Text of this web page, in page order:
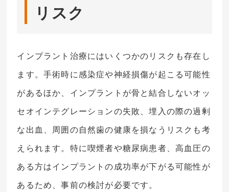
リスク
インプラント治療にはいくつかのリスクも存在し
ます。手術時に感染症や神経損傷が起こる可能性
があるほか、インプラントが骨と結合しないオッ
セオインテグレーションの失敗、埋入の際の過剰
な出血、周囲の自然歯の健康を損なうリスクも考
えられます。特に喫煙者や糖尿病患者、高血圧の
ある方はインプラントの成功率が下がる可能性が
あるため、事前の検討が必要です。